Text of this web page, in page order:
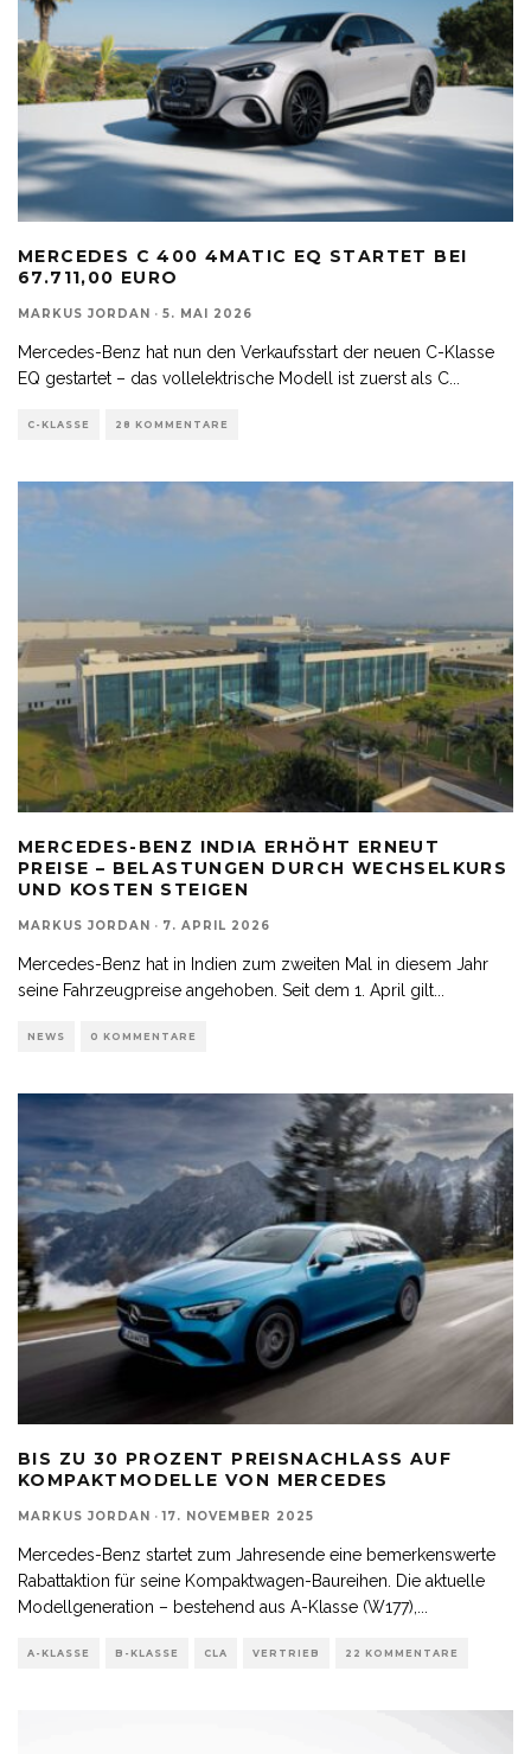
MERCEDES C 400 4MATIC EQ STARTET BEI
67.711,00 EURO
MARKUS JORDAN · 5. MAI 2026
Mercedes-Benz hat nun den Verkaufsstart der neuen C-Klasse
EQ gestartet – das vollelektrische Modell ist zuerst als C...
C-KLASSE 28 KOMMENTARE
MERCEDES-BENZ INDIA ERHÖHT ERNEUT
PREISE – BELASTUNGEN DURCH WECHSELKURS
UND KOSTEN STEIGEN
MARKUS JORDAN · 7. APRIL 2026
Mercedes-Benz hat in Indien zum zweiten Mal in diesem Jahr
seine Fahrzeugpreise angehoben. Seit dem 1. April gilt
NEWS 0 KOMMENTARE
BIS ZU 30 PROZENT PREISNACHLASS AUF
KOMPAKTMODELLE VON MERCEDES
MARKUS JORDAN · 17. NOVEMBER 2025
Mercedes-Benz startet zum Jahresende eine bemerkenswerte
Rabattaktion für seine Kompaktwagen-Baureihen. Die aktuelle
Modellgeneration – bestehend aus A-Klasse (W177),
A-KLASSE B-KLASSE CLA VERTRIEB 22 KOMMENTARE